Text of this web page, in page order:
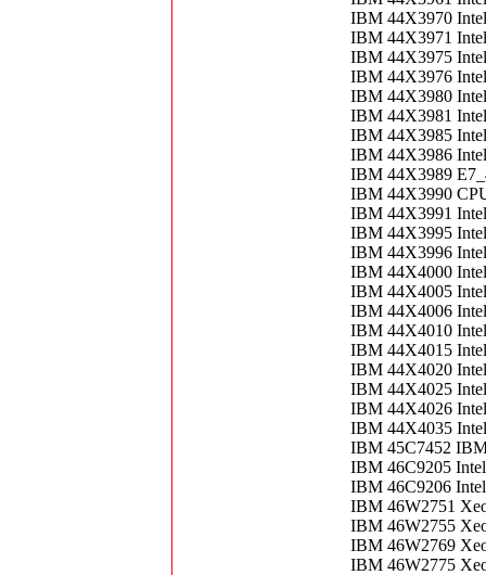
IBM 44X3970
IBM 44X3971
IBM 44X3975
IBM 44X3976
IBM 44X3980
IBM 44X3981
IBM 44X3985
IBM 44X3986
IBM 44X3989
IBM 44X3990
IBM 44X3991
IBM 44X3995
IBM 44X3996
IBM 44X4000
IBM 44X4005
IBM 44X4006
IBM 44X4010
IBM 44X4015
IBM 44X4020
IBM 44X4025
IBM 44X4026
IBM 44X4035
IBM 45C7452
IBM 46C9205
IBM 46C9206
IBM 46W2751
IBM 46W2755
IBM 46W2769
IBM 46W2775